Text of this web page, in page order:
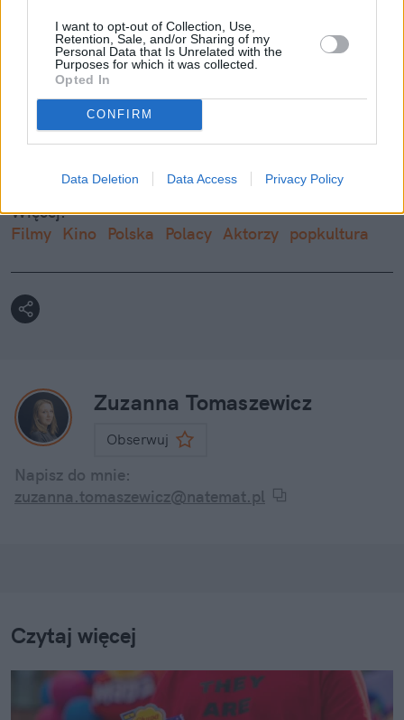
I want to opt-out of Collection, Use,
Retention, Sale, and/or Sharing of my
Personal Data that Is Unrelated with the
Purposes for which it was collected.
Opted In
CONFIRM
Data Deletion Data Access Privacy Policy
Magdalena Zawadzka kończy 80 lat.
Oto jak wyglądała w młodości [FOTO]
Nie przegap żadnej ważnej wiadomości i
Więcej:
Filmy
Kino Polska Polacy Aktorzy popkultura
Zuzanna Tomaszewicz
Obserwuj
Napisz do mnie:
zuzanna.tomaszewicz@natemat.pl
Czytaj więcej